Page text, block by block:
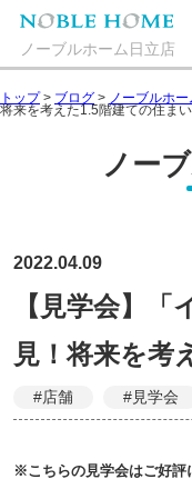
ノーブルホーム日立店
トップ> ブログ > ノーブルホ
将来を考えた1.5階建ての住まい
ノー
2022.04.09
【見学会】
見！将来を考
#店舗 #見学会
※こちらの見学会はご好評